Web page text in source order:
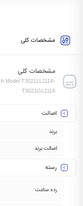
مشخصات کلی
مشخصات کلی
Model T3021LL1114-
T3021GL1114
اصالت
برند
اصالت برند
رسته
رده ساعت